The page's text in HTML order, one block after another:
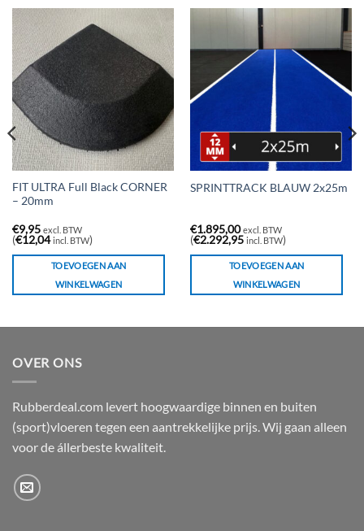
FIT ULTRA Full Black CORNER
– 20mm
€9,95 excl. BTW
(€12,04 incl. BTW)
TOEVOEGEN AAN
WINKELWAGEN
SPRINTTRACK BLAUW 2x25m
€1.895,00 excl. BTW
(€2.292,95 incl. BTW)
TOEVOEGEN AAN
WINKELWAGEN
OVER ONS
Rubberdeal.com levert hoogwaardige binnen en buiten
(sport)vloeren tegen een aantrekkelijke prijs. Wij gaan alleen
voor de állerbeste kwaliteit.